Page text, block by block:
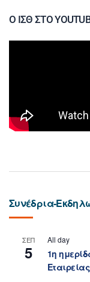
Ο ΙΣΘ ΣΤΟ
Συνέδρια-
ΣΕΠ
5
All day
1η
Εταιρείας